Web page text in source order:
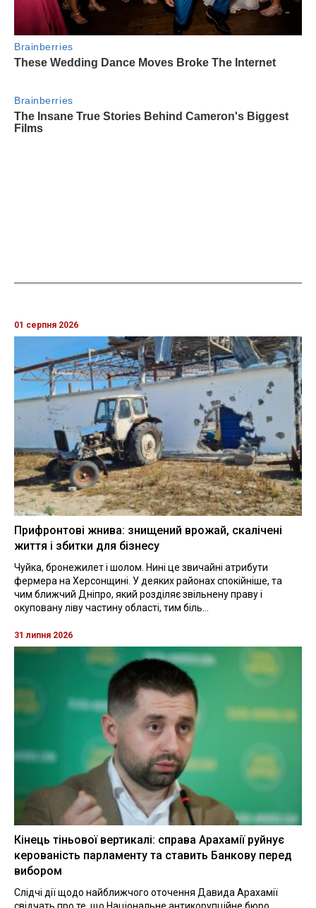
01 серпня 2026
Прифронтові жнива: знищений врожай, скалічені
життя і збитки для бізнесу
Чуйка, бронежилет і шолом. Нині це звичайні атрибути
фермера на Херсонщині. У деяких районах спокійніше, та
чим ближчий Дніпро, який розділяє звільнену праву і
окуповану ліву частину області, тим біль...
31 липня 2026
Кінець тіньової вертикалі: справа Арахамії руйнує
керованість парламенту та ставить Банкову перед
вибором
Слідчі дії щодо найближчого оточення Давида Арахамії
свідчать про те, що Національне антикорупційне бюро